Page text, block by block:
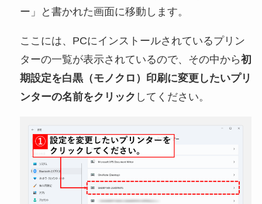
ー」と書かれた画面に移動します。
ここには、PCにインストールされているプリン
ターの一覧が表示されているので、その中から初
期設定を白黒（モノクロ）印刷に変更したいプリ
ンターの名前をクリック してください。